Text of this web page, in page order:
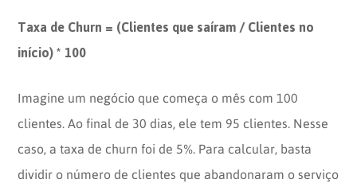
Taxa de Churn = (Clientes que saíram / Clientes no
início) * 100
Imagine um negócio que começa o mês com 100
clientes. Ao final de 30 dias, ele tem 95 clientes. Nesse
caso, a taxa de churn foi de 5%. Para calcular, basta
dividir o número de clientes que abandonaram o serviço